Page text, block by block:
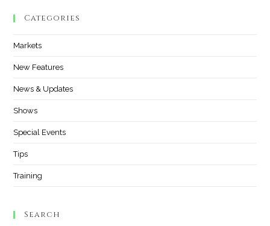
Categories
Markets
New Features
News & Updates
Shows
Special Events
Tips
Training
Search